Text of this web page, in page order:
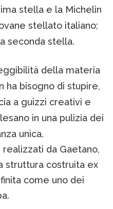
stella e la Michelin
stellato italiano;
seconda stella.
della materia
ha bisogno di stupire,
a guizzi creativi e
in una pulizia dei
unica.
da Gaetano,
struttura costruita ex
come uno dei